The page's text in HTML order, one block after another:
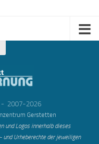
- 2007-2026
Gerstetten
und Logos innerhalb dieses
und Urheberechte der jeweiligen